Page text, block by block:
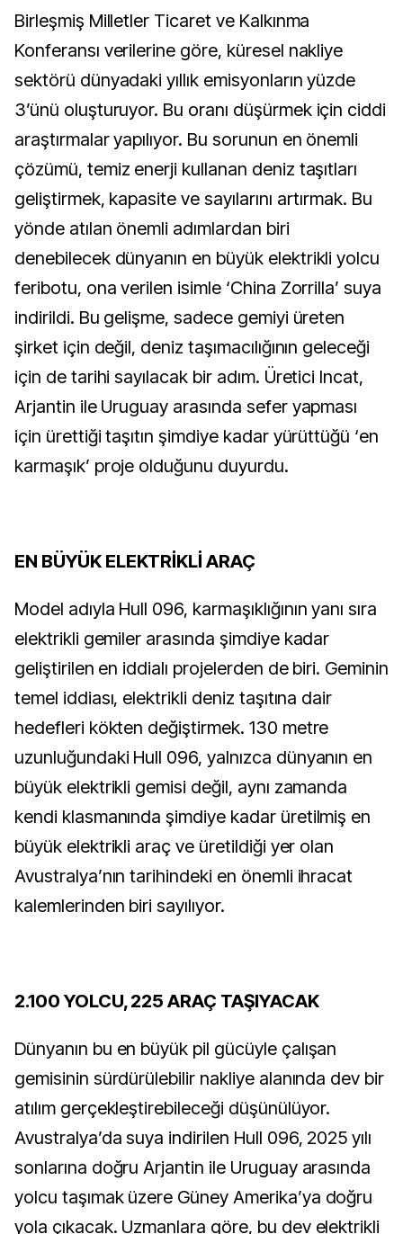
Birleşmiş Milletler Ticaret ve Kalkınma
Konferansı verilerine göre, küresel nakliye
sektörü dünyadaki yıllık emisyonların yüzde
3’ünü oluşturuyor. Bu oranı düşürmek için ciddi
araştırmalar yapılıyor. Bu sorunun en önemli
çözümü, temiz enerji kullanan deniz taşıtları
geliştirmek, kapasite ve sayılarını artırmak. Bu
yönde atılan önemli adımlardan biri
denebilecek dünyanın en büyük elektrikli yolcu
feribotu, ona verilen isimle ‘China Zorrilla’ suya
indirildi. Bu gelişme, sadece gemiyi üreten
şirket için değil, deniz taşımacılığının geleceği
için de tarihi sayılacak bir adım. Üretici Incat,
Arjantin ile Uruguay arasında sefer yapması
için ürettiği taşıtın şimdiye kadar yürüttüğü ‘en
karmaşık’ proje olduğunu duyurdu.
EN BÜYÜK ELEKTRİKLİ ARAÇ
Model adıyla Hull 096, karmaşıklığının yanı sıra
elektrikli gemiler arasında şimdiye kadar
geliştirilen en iddialı projelerden de biri. Geminin
temel iddiası, elektrikli deniz taşıtına dair
hedefleri kökten değiştirmek. 130 metre
uzunluğundaki Hull 096, yalnızca dünyanın en
büyük elektrikli gemisi değil, aynı zamanda
kendi klasmanında şimdiye kadar üretilmiş en
büyük elektrikli araç ve üretildiği yer olan
Avustralya’nın tarihindeki en önemli ihracat
kalemlerinden biri sayılıyor.
2.100 YOLCU, 225 ARAÇ TAŞIYACAK
Dünyanın bu en büyük pil gücüyle çalışan
gemisinin sürdürülebilir nakliye alanında dev bir
atılım gerçekleştirebileceği düşünülüyor.
Avustralya’da suya indirilen Hull 096, 2025 yılı
sonlarına doğru Arjantin ile Uruguay arasında
yolcu taşımak üzere Güney Amerika’ya doğru
yola çıkacak. Uzmanlara göre, bu dev elektrikli